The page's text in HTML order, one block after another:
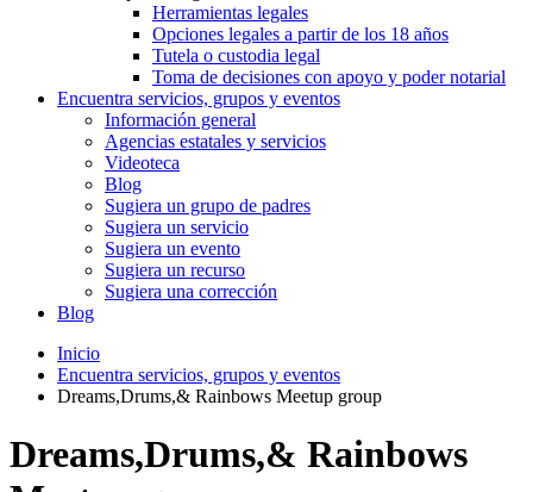
Herramientas legales
Opciones legales a partir de los 18 años
Tutela o custodia legal
Toma de decisiones con apoyo y poder notarial
Encuentra servicios, grupos y eventos
Información general
Agencias estatales y servicios
Videoteca
Blog
Sugiera un grupo de padres
Sugiera un servicio
Sugiera un evento
Sugiera un recurso
Sugiera una corrección
Blog
Inicio
Encuentra servicios, grupos y eventos
Dreams,Drums,& Rainbows Meetup group
Dreams,Drums,& Rainbows